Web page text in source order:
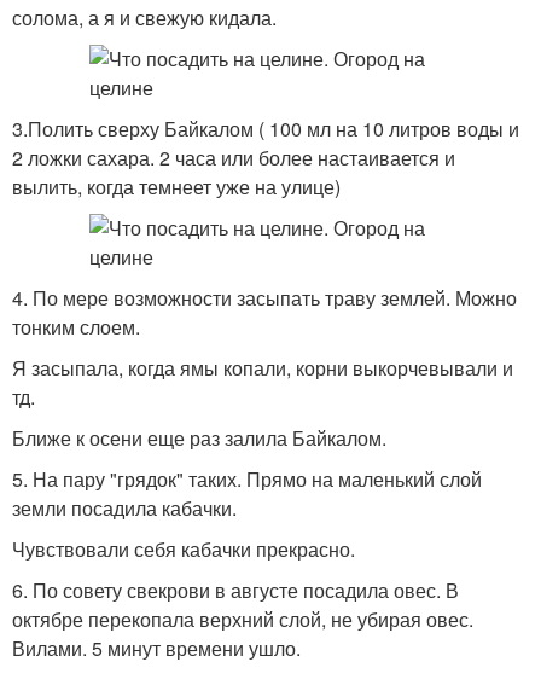
солома, а я и свежую кидала.
3.Полить сверху Байкалом ( 100 мл на 10 литров воды и
2 ложки сахара. 2 часа или более настаивается и
вылить, когда темнеет уже на улице)
4. По мере возможности засыпать траву землей. Можно
тонким слоем.
Я засыпала, когда ямы копали, корни выкорчевывали и
тд.
Ближе к осени еще раз залила Байкалом.
5. На пару "грядок" таких. Прямо на маленький слой
земли посадила кабачки.
Чувствовали себя кабачки прекрасно.
6. По совету свекрови в августе посадила овес. В
октябре перекопала верхний слой, не убирая овес.
Вилами. 5 минут времени ушло.